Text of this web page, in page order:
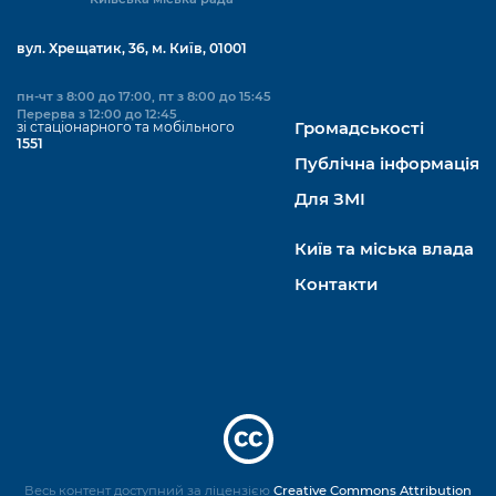
вул. Хрещатик, 36, м. Київ, 01001
пн-чт з 8:00 до 17:00, пт з 8:00 до 15:45
Перерва з 12:00 до 12:45
зі стаціонарного та мобільного
1551
Громадськості
Публічна інформація
Для ЗМІ
Київ та міська влада
Контакти
Весь контент доступний за ліцензією Creative Commons Attribution